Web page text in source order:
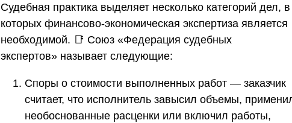
Судебная практика выделяет несколько категорий дел, в
которых финансово-экономическая экспертиза является
необходимой. 📑 Союз «Федерация судебных
экспертов» называет следующие:
Споры о стоимости выполненных работ — заказчик
считает, что исполнитель завысил объемы,
необоснованные расценки или включил работы,